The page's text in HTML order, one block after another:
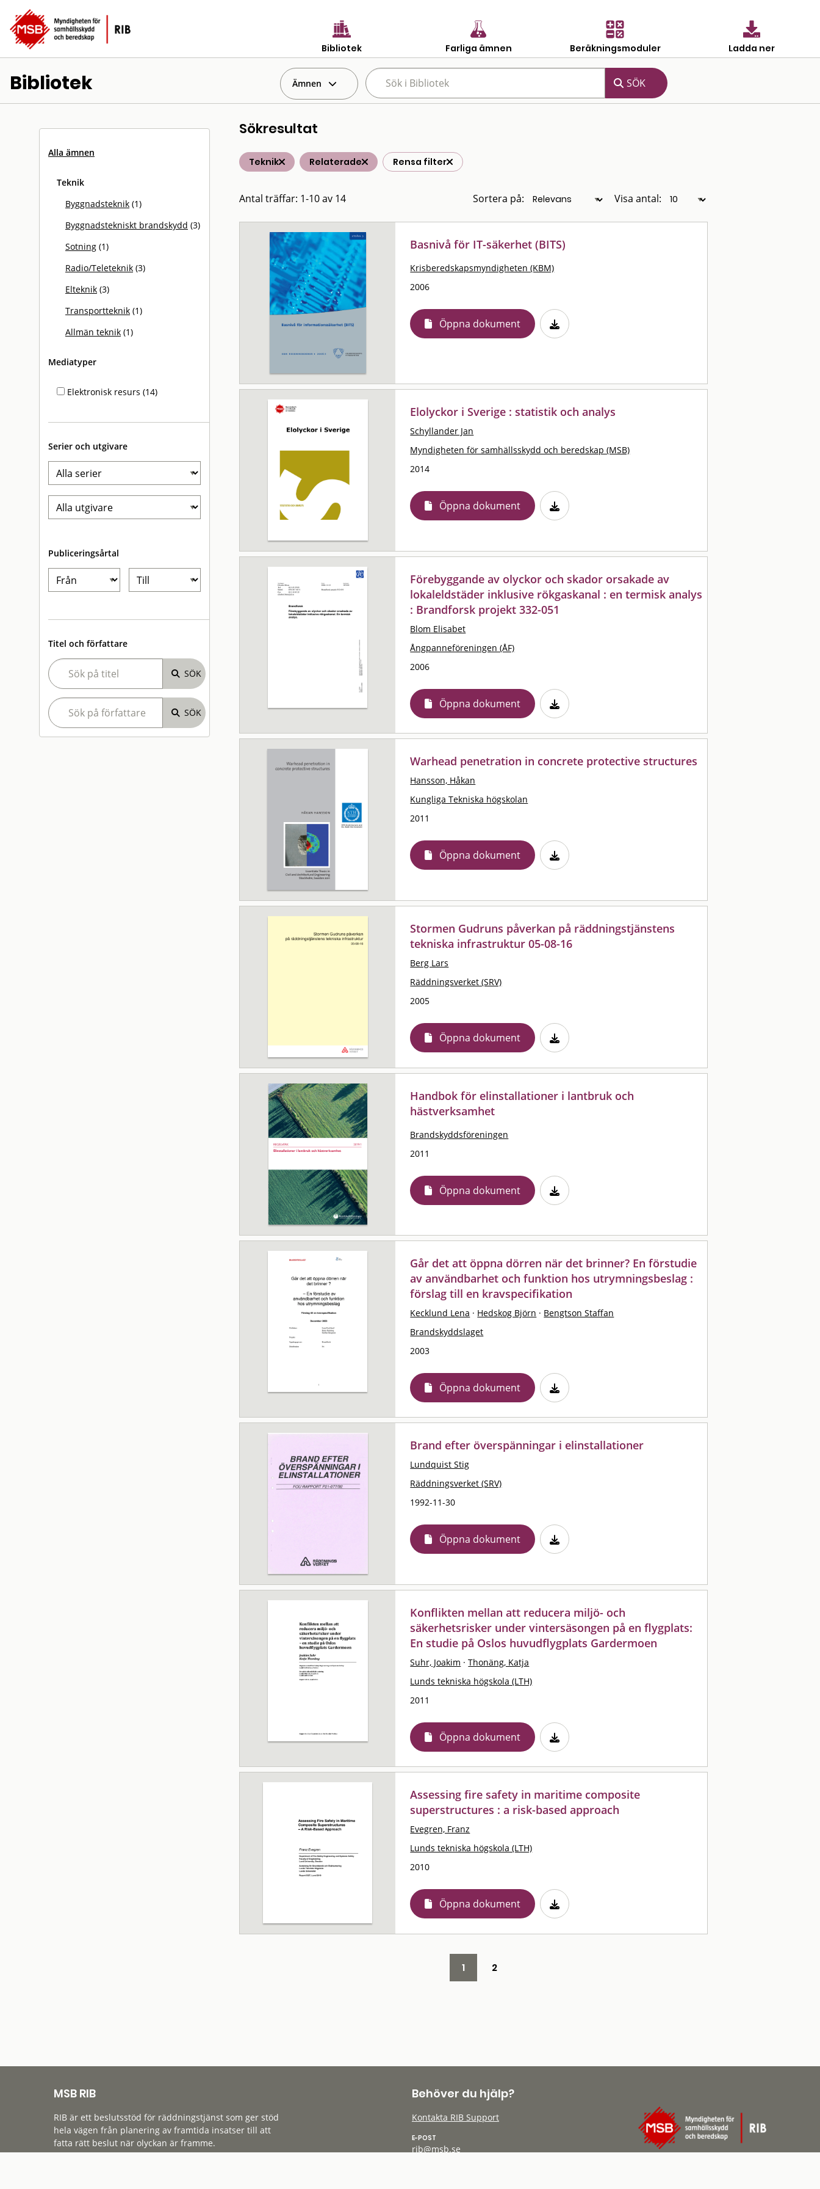
Bibliotek Farliga ämnen Beräkningsmoduler Ladda ner
Bibliotek Ämnen
Alla ämnen
Teknik
Byggnadsteknik (1)
Byggnadstekniskt brandskydd (3)
Sotning (1)
Radio/Teleteknik (3)
Elteknik (3)
Transportteknik (1)
Allmän teknik (1)
Mediatyper
Elektronisk resurs (14)
Serier och utgivare
Publiceringsårtal
Titel och författare
Sökresultat
Teknik Relaterade Rensa filter
Antal träffar: 1-10 av 14 Sortera på: Visa antal:
Basnivå för IT-säkerhet (BITS)
Krisberedskapsmyndigheten (KBM)
2006
Öppna dokument
Elolyckor i Sverige : statistik och analys
Schyllander Jan
Myndigheten för samhällsskydd och beredskap (MSB)
2014
Öppna dokument
Förebyggande av olyckor och skador orsakade av
lokaleldstäder inklusive rökgaskanal : en termisk analys
: Brandforsk projekt 332-051
Blom Elisabet
Ångpanneföreningen (ÅF)
2006
Öppna dokument
Warhead penetration in concrete protective structures
Hansson, Håkan
Kungliga Tekniska högskolan
2011
Öppna dokument
Stormen Gudruns påverkan på räddningstjänstens
tekniska infrastruktur 05-08-16
Berg Lars
Räddningsverket (SRV)
2005
Öppna dokument
Handbok för elinstallationer i lantbruk och
hästverksamhet
Brandskyddsföreningen
2011
Öppna dokument
Går det att öppna dörren när det brinner? En förstudie
av användbarhet och funktion hos utrymningsbeslag :
förslag till en kravspecifikation
Kecklund Lena · Hedskog Björn · Bengtson Staffan
Brandskyddslaget
2003
Öppna dokument
Brand efter överspänningar i elinstallationer
Lundquist Stig
Räddningsverket (SRV)
1992-11-30
Öppna dokument
Konflikten mellan att reducera miljö- och
säkerhetsrisker under vintersäsongen på en flygplats:
En studie på Oslos huvudflygplats Gardermoen
Suhr, Joakim · Thonäng, Katja
Lunds tekniska högskola (LTH)
2011
Öppna dokument
Assessing fire safety in maritime composite
superstructures : a risk-based approach
Evegren, Franz
Lunds tekniska högskola (LTH)
2010
Öppna dokument
1 2
MSB RIB
RIB är ett beslutsstöd för räddningstjänst som ger stöd
hela vägen från planering av framtida insatser till att
fatta rätt beslut när olyckan är framme.
Behöver du hjälp?
Kontakta RIB Support
E-POST
rib@msb.se